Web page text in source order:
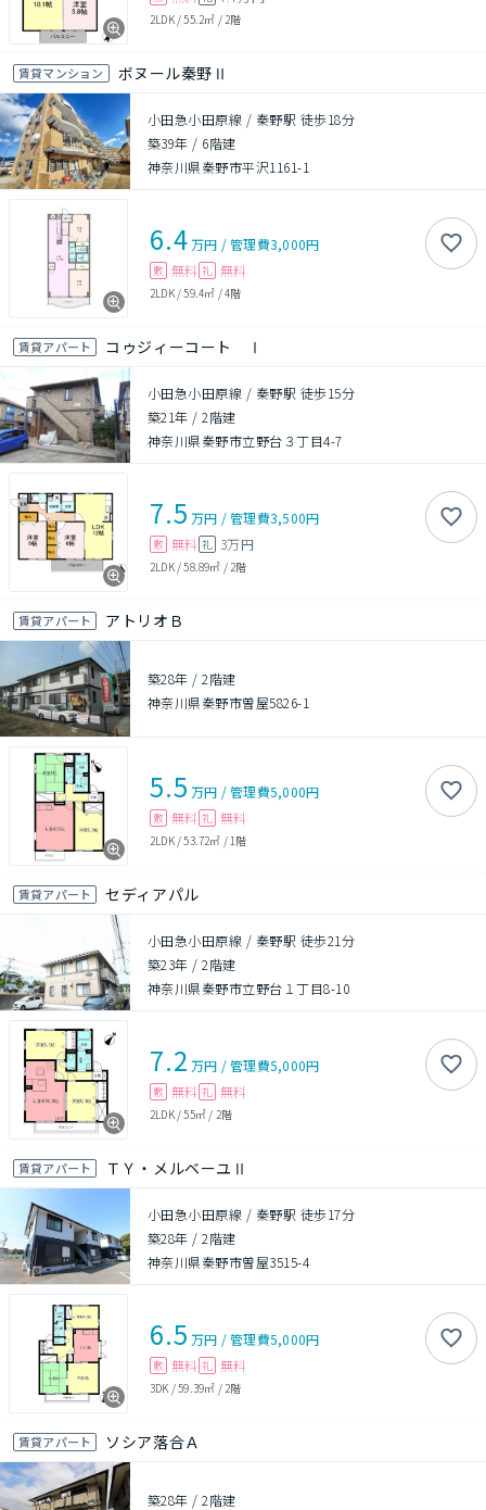
2LDK/55.2㎡ / 2階
賃貸マンション ボヌール秦野Ⅱ
小田急小田原線 / 秦野駅 徒歩18分
築39年 / 6階建
神奈川県秦野市平沢1161-1
6.4万円 /管理費3,000円
敷 無料 礼 無料
2LDK/59.4㎡ /4階
賃貸アパート コゥジィーコート Ⅰ
小田急小田原線 / 秦野駅 徒歩15分
築21年 /2階建
神奈川県秦野市立野台３丁目4-7
7.5 万円 /管理費3,500円
敷 無料 礼 3万円
2LDK/58.89㎡ / 2階
賃貸アパート アトリオＢ
築28年 /2階建
神奈川県秦野市曽屋5826-1
5.5 万円 /管理費5,000円
敷 無料 礼 無料
2LDK/53.72㎡ / 1階
賃貸アパート セディアパル
小田急小田原線 / 秦野駅 徒歩21分
築23年 /2階建
神奈川県秦野市立野台１丁目8-10
7.2 万円 /管理費5,000円
敷 無料 礼 無料
2LDK/55㎡ / 2階
賃貸アパート ＴＹ・メルベーユⅡ
小田急小田原線 / 秦野駅 徒歩17分
築28年 /2階建
神奈川県秦野市曽屋3515-4
6.5 万円 /管理費5,000円
敷 無料 礼 無料
3DK /59.39㎡ / 2階
賃貸アパート ソシア落合Ａ
築28年 /2階建